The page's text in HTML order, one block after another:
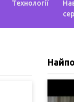
Технології